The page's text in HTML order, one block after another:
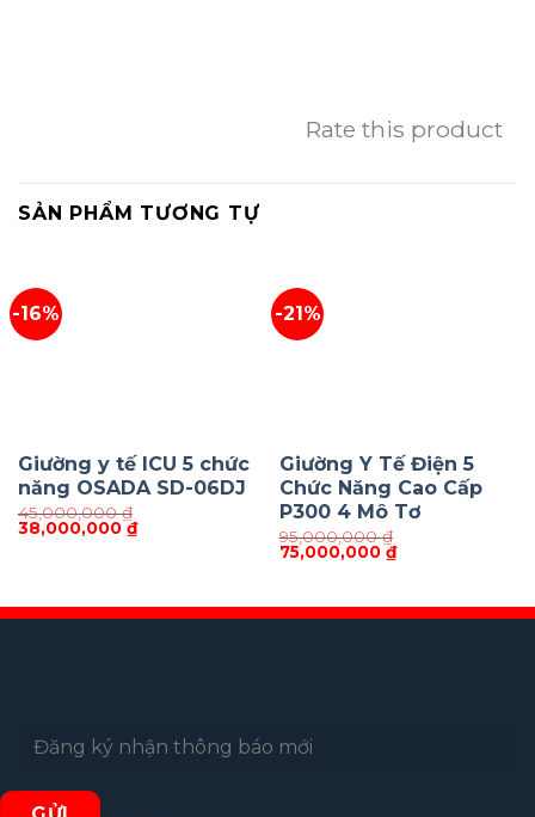
Rate this product
SẢN PHẨM TƯƠNG TỰ
-16%
Giường y tế ICU 5 chức
năng OSADA SD-06DJ
45,000,000₫
Giá
gốc
38,000,000 ₫Giá
hiện
-21%
Giường Y Tế Điện 5
Chức Năng Cao Cấp
P300 4 Mô Tơ
95,000,000₫
Giá
gốc
75,000,000 ₫Giá
hiện
75,000,000 ₫.